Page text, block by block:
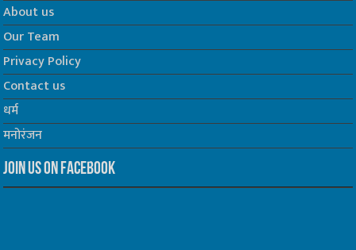
About us
Our Team
Privacy Policy
Contact us
धर्म
मनोरंजन
Join us on Facebook